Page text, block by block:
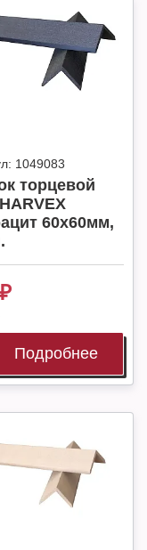
1049083
торцевой
60x60мм,
₽
Подробнее